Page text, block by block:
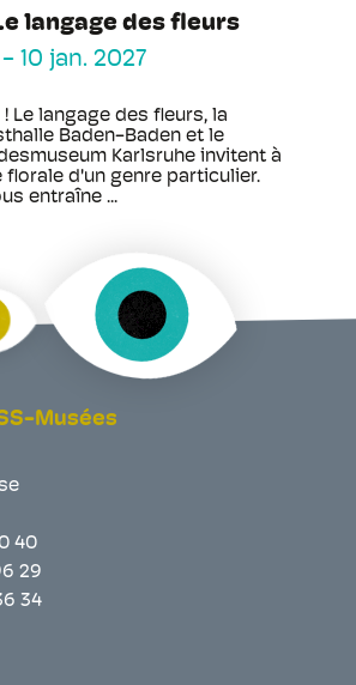
langage des fleurs
- 10 jan. 2027
Le langage des fleurs, la
Baden-Baden et le
Karlsruhe invitent à
florale d'un genre particulier.
entraîne ...
Musées
40
29
34